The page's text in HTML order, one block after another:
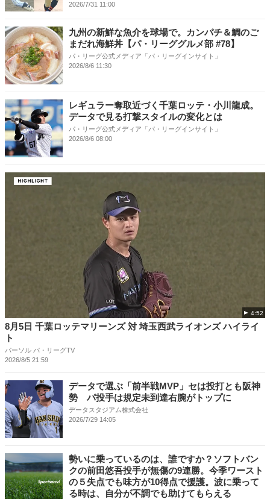
2026/7/31 11:00
九州の新鮮な魚介を球場で。カンパチ＆鯛のご
まだれ海鮮丼【パ・リーググルメ部 #78】
パ・リーグ公式メディア「パ・リーグインサイト」
2026/8/6 11:30
レギュラー奪取近づく千葉ロッテ・小川龍成。
データで見る打撃スタイルの変化とは
パ・リーグ公式メディア「パ・リーグインサイト」
2026/8/6 08:00
4:52
8月5日 千葉ロッテマリーンズ 対 埼玉西武ライオンズ ハイライ
ト
パーソル パ・リーグTV
2026/8/5 21:59
データで選ぶ「前半戦MVP」セは投打とも阪神
勢 パ投手は規定未到達右腕がトップに
データスタジアム株式会社
2026/7/29 14:05
勢いに乗っているのは、誰ですか？ソフトバン
クの前田悠吾投手が無傷の9連勝。今季ワースト
の５失点でも味方が10得点で援護。波に乗って
る時は、自分が不調でも助けてもらえる